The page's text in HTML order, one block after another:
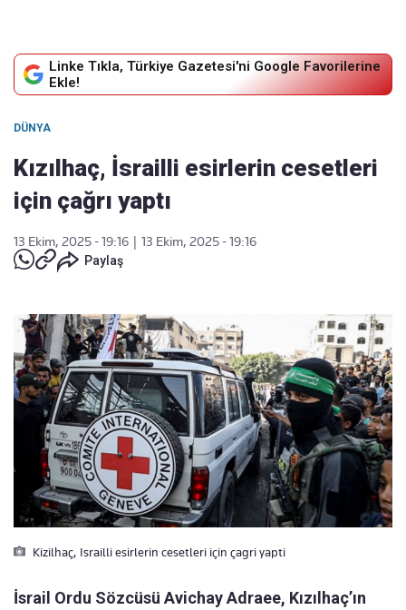
Linke Tıkla, Türkiye Gazetesi'ni Google Favorilerine
Ekle!
DÜNYA
Kızılhaç, İsrailli esirlerin cesetleri
için çağrı yaptı
13 Ekim, 2025 - 19:16
13 Ekim, 2025 - 19:16
Paylaş
Kizilhaç, Israilli esirlerin cesetleri için çagri yapti
İsrail Ordu Sözcüsü Avichay Adraee, Kızılhaç’ın